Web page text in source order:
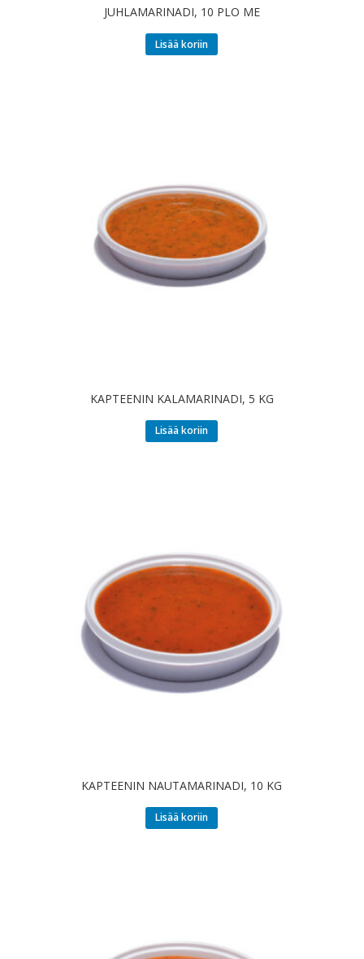
JUHLAMARINADI, 10 PLO ME
Lisää koriin
KAPTEENIN KALAMARINADI, 5 KG
Lisää koriin
KAPTEENIN NAUTAMARINADI, 10 KG
Lisää koriin